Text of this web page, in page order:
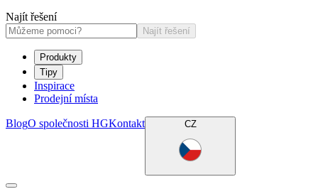
Najít řešení
Najít řešení
Produkty
Tipy
Inspirace
Prodejní místa
BlogO společnosti HGKontakt CZ